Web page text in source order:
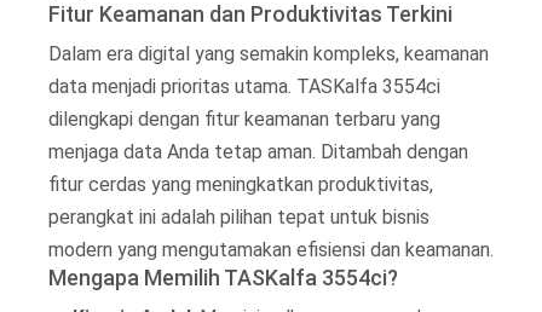
Fitur Keamanan dan Produktivitas Terkini
Dalam era digital yang semakin kompleks, keamanan
data menjadi prioritas utama. TASKalfa 3554ci
dilengkapi dengan fitur keamanan terbaru yang
menjaga data Anda tetap aman. Ditambah dengan
fitur cerdas yang meningkatkan produktivitas,
perangkat ini adalah pilihan tepat untuk bisnis
modern yang mengutamakan efisiensi dan keamanan.
Mengapa Memilih TASKalfa 3554ci?